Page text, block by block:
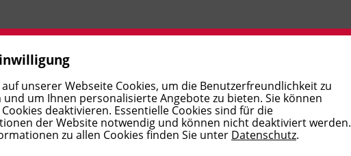
ganzheitlich und praxisnah. Im Fokus
Strukturen, der Ausbau des Wortschatzes
Ausdrucksfähigkeit. Anhand alltagsnaher
sich klar, strukturiert und differenziert
für weiterführende B2-Module, die gezielt einzelne
vorbereiten.
unserer Webseite Cookies, um die Benutzerfreundlichkeit zu
und um Ihnen personalisierte Angebote zu bieten. Sie können
deaktivieren. Essentielle Cookies sind für die
der Website notwendig und können nicht deaktiviert werden.
zu allen Cookies finden Sie unter Datenschutz.